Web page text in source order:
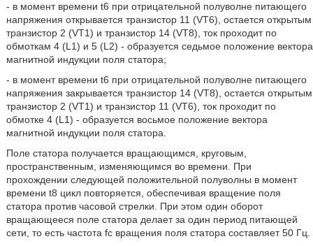
- в момент времени t6 при отрицательной полуволне питающего
напряжения открывается транзистор 11 (VT6), остается открытым
транзистор 2 (VT1) и транзистор 14 (VT8), ток проходит по
обмоткам 4 (L1) и 5 (L2) - образуется седьмое положение вектора
магнитной индукции поля статора;
- в момент времени t6 при отрицательной полуволне питающего
напряжения закрывается транзистор 14 (VT8), остается открытым
транзистор 2 (VT1) и транзистор 11 (VT6), ток проходит по
обмотке 4 (L1) - образуется восьмое положение вектора
магнитной индукции поля статора.
Поле статора получается вращающимся, круговым,
пространственным, изменяющимся во времени. При
прохождении следующей положительной полуволны в момент
времени t8 цикл повторяется, обеспечивая вращение поля
статора против часовой стрелки. При этом один оборот
вращающееся поле статора делает за один период питающей
сети, то есть частота fc вращения поля статора составляет 50 Гц.